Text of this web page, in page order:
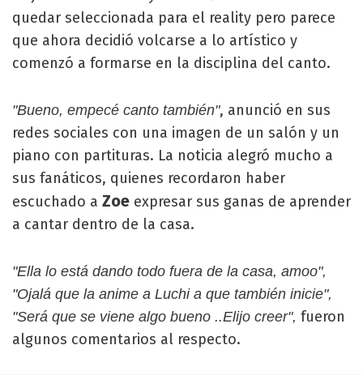
quedar seleccionada para el reality pero parece
que ahora decidió volcarse a lo artístico y
comenzó a formarse en la disciplina del canto.
"Bueno, empecé canto también", anunció en sus
redes sociales con una imagen de un salón y un
piano con partituras. La noticia alegró mucho a
sus fanáticos, quienes recordaron haber
escuchado a Zoe expresar sus ganas de aprender
a cantar dentro de la casa.
"Ella lo está dando todo fuera de la casa, amoo",
"Ojalá que la anime a Luchi a que también inicie",
"Será que se viene algo bueno ..Elijo creer", fueron
algunos comentarios al respecto.